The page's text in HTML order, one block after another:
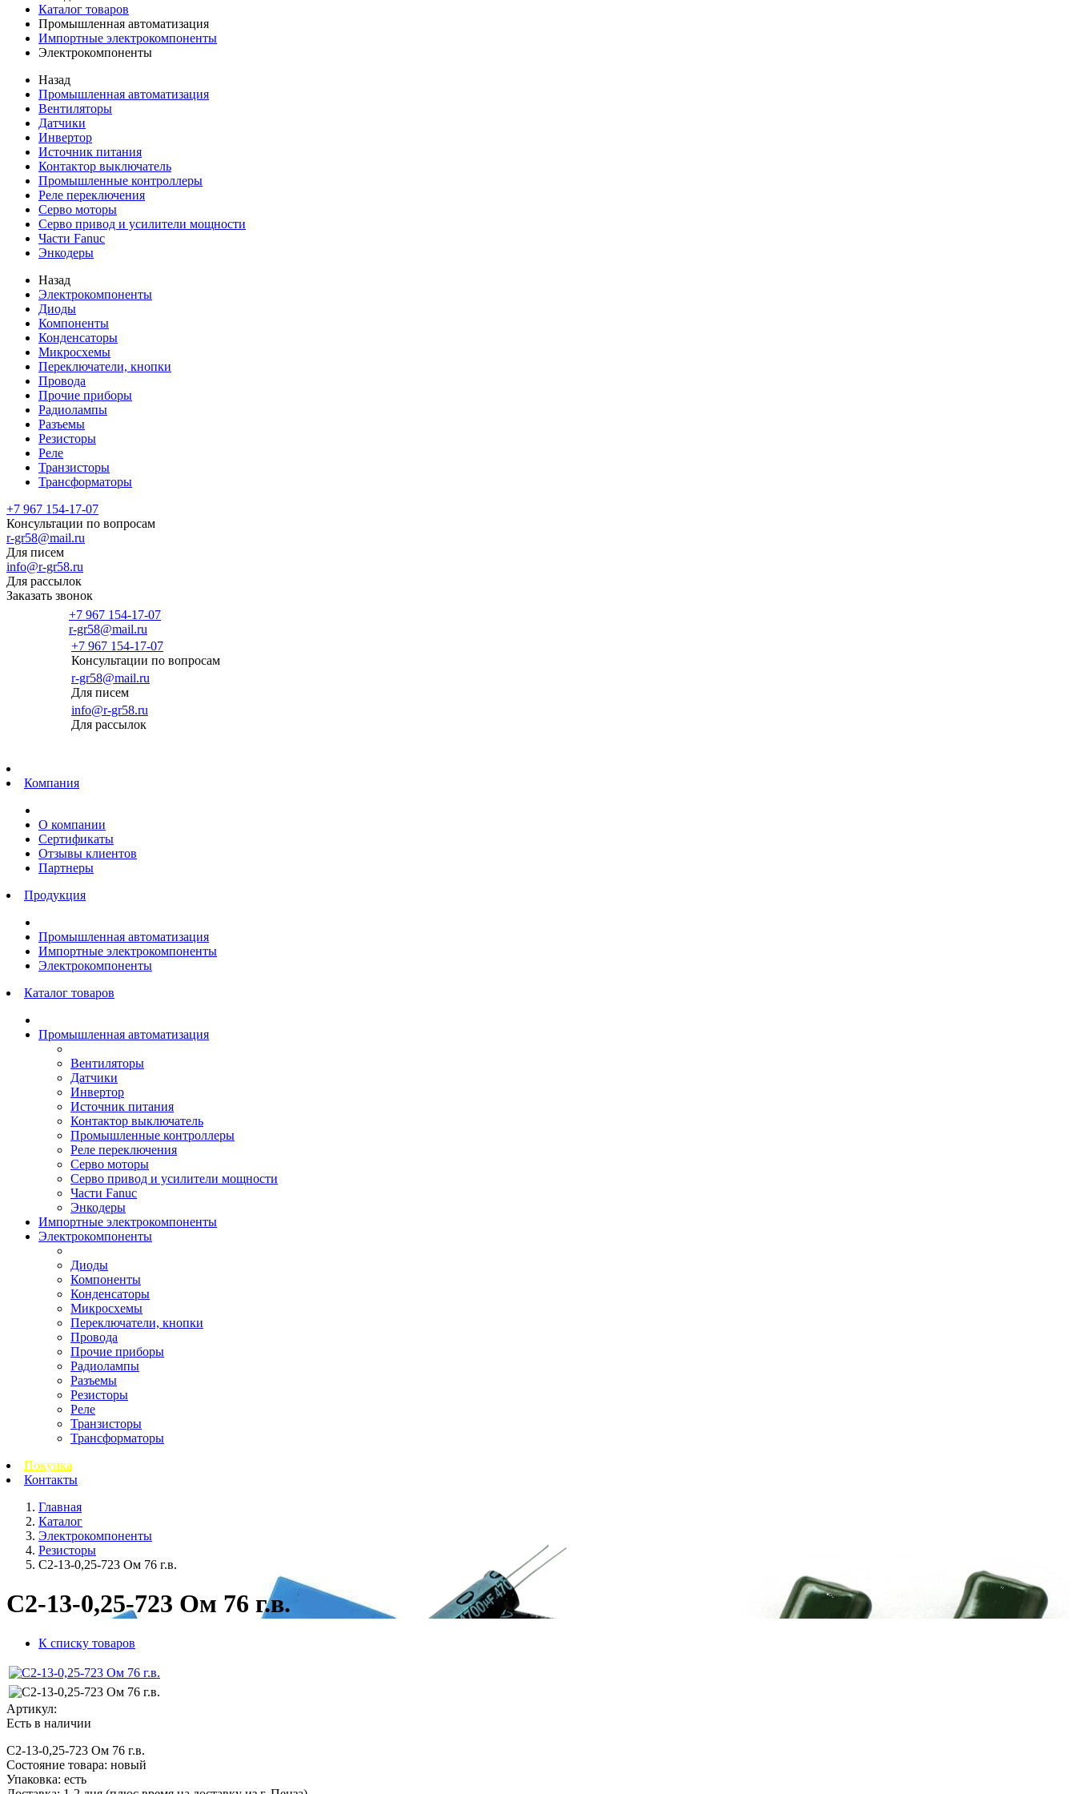
Каталог товаров
Промышленная автоматизация
Импортные электрокомпоненты
Электрокомпоненты
Назад
Промышленная автоматизация
Вентиляторы
Датчики
Инвертор
Источник питания
Контактор выключатель
Промышленные контроллеры
Реле переключения
Серво моторы
Серво привод и усилители мощности
Части Fanuc
Энкодеры
Назад
Электрокомпоненты
Диоды
Компоненты
Конденсаторы
Микросхемы
Переключатели, кнопки
Провода
Прочие приборы
Радиолампы
Разъемы
Резисторы
Реле
Транзисторы
Трансформаторы
+7 967 154-17-07
Консультации по вопросам
r-gr58@mail.ru
Для писем
info@r-gr58.ru
Для рассылок
Заказать звонок
+7 967 154-17-07
r-gr58@mail.ru
+7 967 154-17-07
Консультации по вопросам
r-gr58@mail.ru
Для писем
info@r-gr58.ru
Для рассылок
Компания
О компании
Сертификаты
Отзывы клиентов
Партнеры
Продукция
Промышленная автоматизация
Импортные электрокомпоненты
Электрокомпоненты
Каталог товаров
Промышленная автоматизация
Вентиляторы
Датчики
Инвертор
Источник питания
Контактор выключатель
Промышленные контроллеры
Реле переключения
Серво моторы
Серво привод и усилители мощности
Части Fanuc
Энкодеры
Импортные электрокомпоненты
Электрокомпоненты
Диоды
Компоненты
Конденсаторы
Микросхемы
Переключатели, кнопки
Провода
Прочие приборы
Радиолампы
Разъемы
Резисторы
Реле
Транзисторы
Трансформаторы
Покупка
Контакты
Главная
Каталог
Электрокомпоненты
Резисторы
С2-13-0,25-723 Ом 76 г.в.
С2-13-0,25-723 Ом 76 г.в.
К списку товаров
Артикул:
Есть в наличии
С2-13-0,25-723 Ом 76 г.в.
Состояние товара: новый
Упаковка: есть